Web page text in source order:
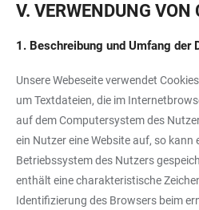
V. VERWENDUNG VON
1. Beschreibung und Umfang der
Unsere Webeseite verwendet
um Textdateien, die im
auf dem Computersystem des
ein Nutzer eine Website auf, so kann
Betriebssystem des Nutzers
enthält eine charakteristische
Identifizierung des Browsers beim